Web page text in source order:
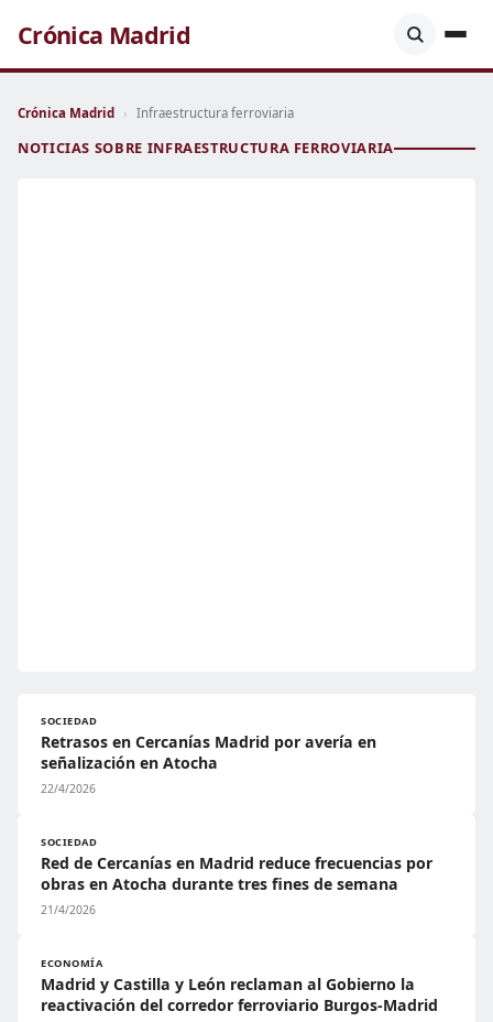
Crónica Madrid
Crónica Madrid › Infraestructura ferroviaria
NOTICIAS SOBRE INFRAESTRUCTURA FERROVIARIA
SOCIEDAD
Retrasos en Cercanías Madrid por avería en
señalización en Atocha
22/4/2026
SOCIEDAD
Red de Cercanías en Madrid reduce frecuencias por
obras en Atocha durante tres fines de semana
21/4/2026
ECONOMÍA
Madrid y Castilla y León reclaman al Gobierno la
reactivación del corredor ferroviario Burgos-Madrid